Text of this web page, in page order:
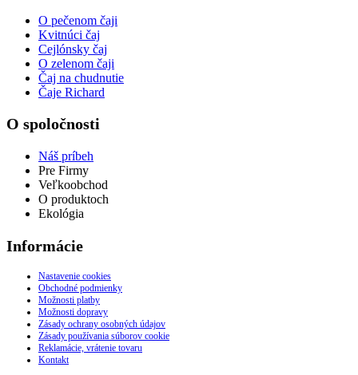
O pečenom čaji
Kvitnúci čaj
Cejlónsky čaj
O zelenom čaji
Čaj na chudnutie
Čaje Richard
O spoločnosti
Náš príbeh
Pre Firmy
Veľkoobchod
O produktoch
Ekológia
Informácie
Nastavenie cookies
Obchodné podmienky
Možnosti platby
Možnosti dopravy
Zásady ochrany osobných údajov
Zásady používania súborov cookie
Reklamácie, vrátenie tovaru
Kontakt